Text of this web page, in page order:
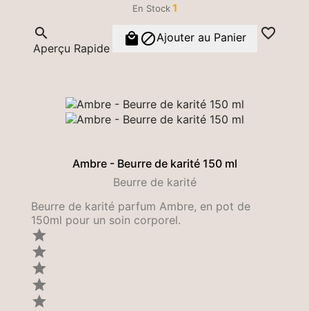
En Stock 1

Aperçu Rapide
 Ajouter au Panier 
Ambre - Beurre de karité 150 ml
Beurre de karité
Beurre de karité parfum Ambre, en pot de
150ml pour un soin corporel.




